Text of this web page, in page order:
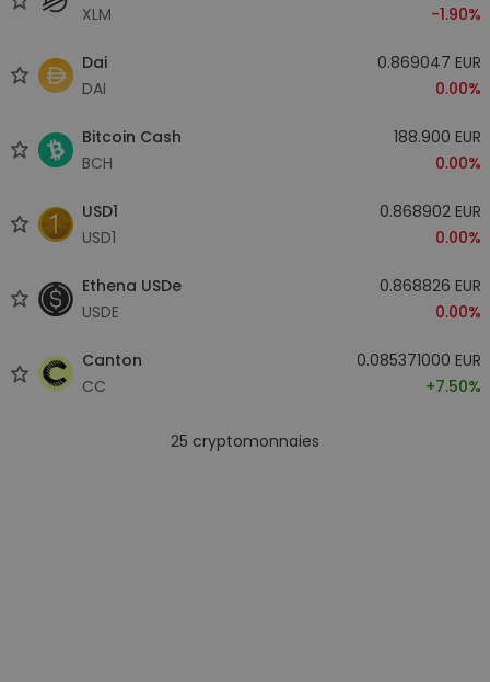
XLM
-1.90%
Dai
DAI
0.869047 EUR
0.00%
Bitcoin Cash
BCH
188.900 EUR
0.00%
USD1
USD1
0.868902 EUR
0.00%
Ethena USDe
USDE
0.868826 EUR
0.00%
Canton
CC
0.085371000 EUR
+7.50%
25 cryptomonnaies